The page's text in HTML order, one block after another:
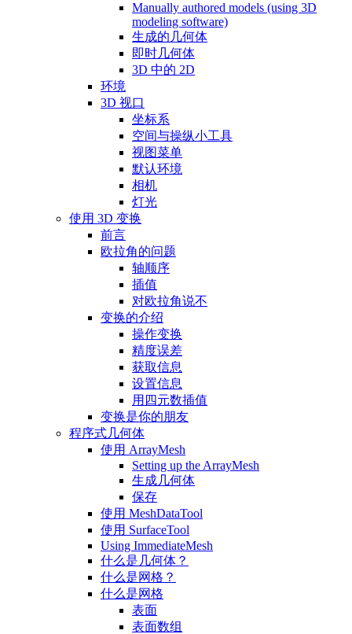
Manually authored models (using 3D
modeling software)
生成的几何体
即时几何体
3D 中的 2D
环境
3D 视口
坐标系
空间与操纵小工具
视图菜单
默认环境
相机
灯光
使用 3D 变换
前言
欧拉角的问题
轴顺序
插值
对欧拉角说不
变换的介绍
操作变换
精度误差
获取信息
设置信息
用四元数插值
变换是你的朋友
程序式几何体
使用 ArrayMesh
Setting up the ArrayMesh
生成几何体
保存
使用 MeshDataTool
使用 SurfaceTool
Using ImmediateMesh
什么是几何体？
什么是网格？
什么是网格
表面
表面数组